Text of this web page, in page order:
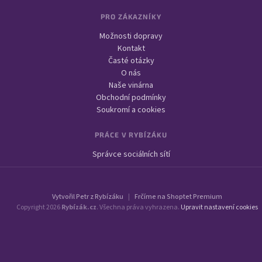
PRO ZÁKAZNÍKY
Možnosti dopravy
Kontakt
Časté otázky
O nás
Naše vinárna
Obchodní podmínky
Soukromí a cookies
PRÁCE V RYBÍZÁKU
Správce sociálních sítí
Vytvořil Petr z Rybízáku | Frčíme na Shoptet Premium
Copyright 2026Rybízák.cz. Všechna práva vyhrazena. Upravit nastavení cookies